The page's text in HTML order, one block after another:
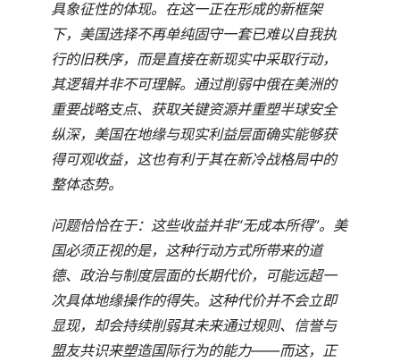
具象征性的体现。在这一正在形成的新框架
下，美国选择不再单纯固守一套已难以自我执
行的旧秩序，而是直接在新现实中采取行动，
其逻辑并非不可理解。通过削弱中俄在美洲的
重要战略支点、获取关键资源并重塑半球安全
纵深，美国在地缘与现实利益层面确实能够获
得可观收益，这也有利于其在新冷战格局中的
整体态势。
问题恰恰在于：这些收益并非“无成本所得”。美
国必须正视的是，这种行动方式所带来的道
德、政治与制度层面的长期代价，可能远超一
次具体地缘操作的得失。这种代价并不会立即
显现，却会持续削弱其未来通过规则、信誉与
盟友共识来塑造国际行为的能力——而这，正